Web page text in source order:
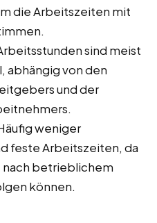
die Arbeitszeiten mit
sind meist
abhängig von den
und der
weniger
feste Arbeitszeiten, da
nach betrieblichem
können.